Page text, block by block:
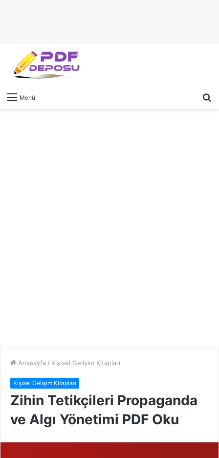
Menü
Anasayfa / Kişisel Gelişim Kitapları
Kişisel Gelişim Kitapları
Zihin Tetikçileri Propaganda
ve Algı Yönetimi PDF Oku